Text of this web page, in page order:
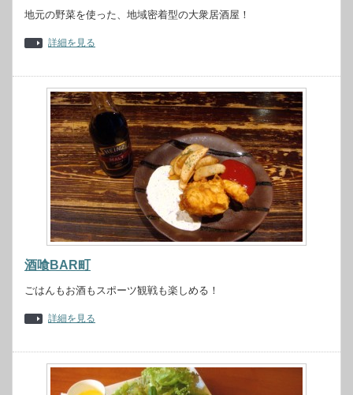
地元の野菜を使った、地域密着型の大衆居酒屋！
詳細を見る
酒喰BAR町
ごはんもお酒もスポーツ観戦も楽しめる！
詳細を見る